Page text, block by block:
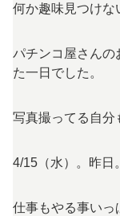
何か趣味見つけな
パチンコ屋さんの
た一日でした。
写真撮ってる自分
4/15（水）。昨日。
仕事もやる事いっ